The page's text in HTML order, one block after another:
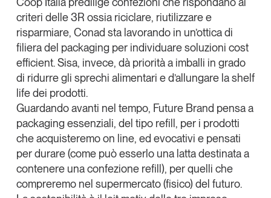
criteri delle 3R ossia riciclare, riutilizzare e
risparmiare, Conad sta lavorando in un’ottica di
filiera del packaging per individuare soluzioni cost
efficient.Sisa, invece, dà priorità a imballi in grado
di ridurre gli sprechi alimentari e d’allungare la shelf
life dei prodotti.
Guardando avanti nel tempo, Future Brand pensa a
packaging essenziali, del tipo refill, per i prodotti
che acquisteremo on line, ed evocativi e pensati
per durare (come può esserlo una latta destinata a
contenere una confezione refill), per quelli che
compreremo nel supermercato (fisico) del futuro.